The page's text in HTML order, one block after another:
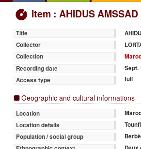
Item : AHIDUS
Title
Collector
Collection
Recording date
Sept.
Access type
full
Geographic and cultural informations
Location
Maroc
Location details
Population / social group